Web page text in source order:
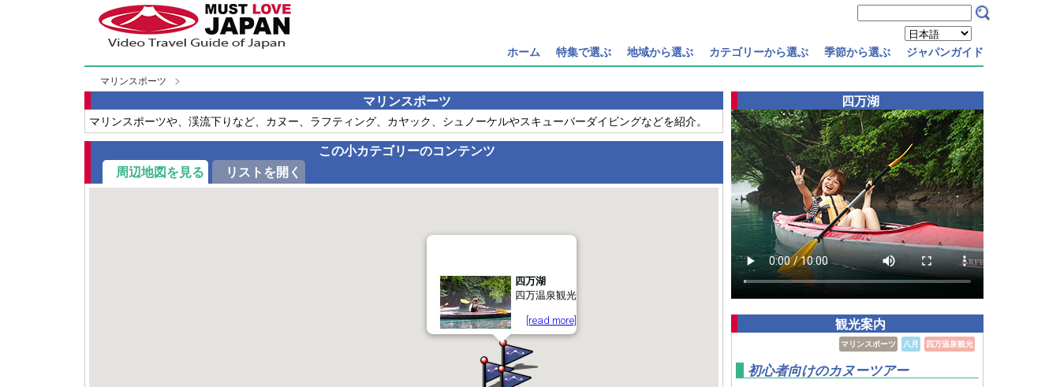
ホーム 特集で選ぶ 地域から選ぶ カテゴリーから選ぶ 季節から選ぶ ジャパンガイド
マリンスポーツ
マリンスポーツ
マリンスポーツや、渓流下りなど、カヌー、ラフティング、カヤック、シュノーケルやスキューバーダイビングなどを紹介。
この小カテゴリーのコンテンツ
周辺地図を見る
リストを開く
四万湖
四万温泉観光
[read more]
四万湖
観光案内
四万温泉観光
八月
マリンスポーツ
初心者向けのカヌーツアー